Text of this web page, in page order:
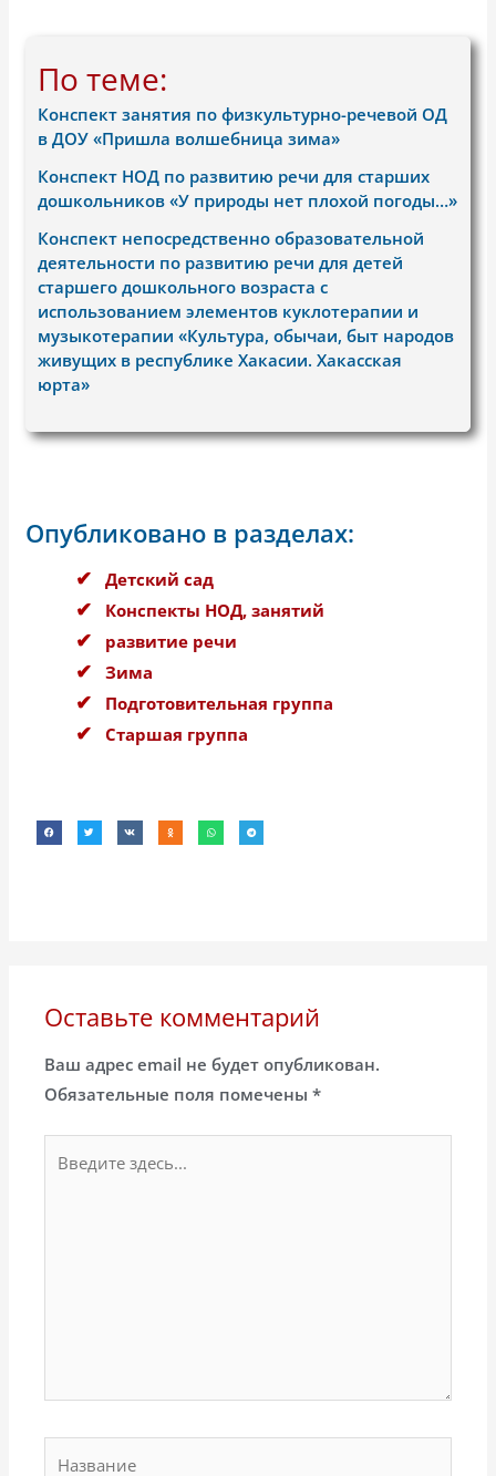
По теме:
Конспект занятия по физкультурно-речевой ОД
в ДОУ «Пришла волшебница зима»
Конспект НОД по развитию речи для старших
дошкольников «У природы нет плохой погоды…»
Конспект непосредственно образовательной
деятельности по развитию речи для детей
старшего дошкольного возраста с
использованием элементов куклотерапии и
музыкотерапии «Культура, обычаи, быт народов
живущих в республике Хакасии. Хакасская
юрта»
Опубликовано в разделах:
Детский сад
Конспекты НОД, занятий
развитие речи
Зима
Подготовительная группа
Старшая группа
Оставьте комментарий
Ваш адрес email не будет опубликован.
Обязательные поля помечены*
здесь...